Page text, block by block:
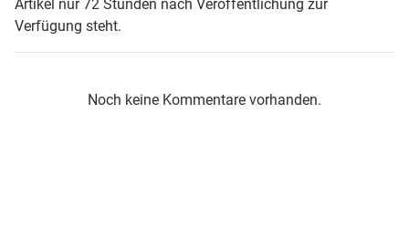
Artikel nur 72 Stunden nach Veröffentlichung zur
Verfügung steht.
Noch keine Kommentare vorhanden.